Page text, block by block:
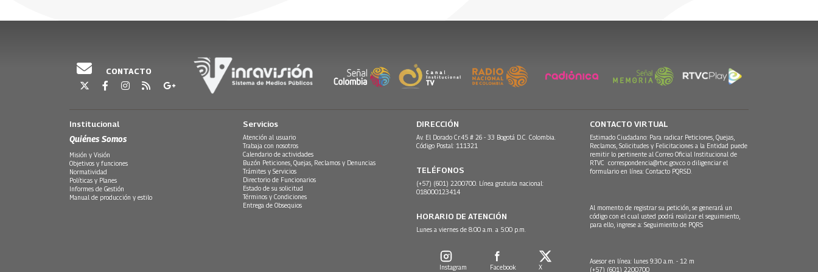
CONTACTO
Institucional
Quiénes Somos
Misión y Visión
Objetivos y funciones
Normatividad
Políticas y Planes
Informes de Gestión
Manual de producción y estilo
Servicios
Atención al usuario
Trabaja con nosotros
Calendario de actividades
Buzón Peticiones, Quejas, Reclamos y Denuncias
Trámites y Servicios
Directorio de Funcionarios
Estado de su solicitud
Términos y Condiciones
Entrega de Obsequios
DIRECCIÓN
Av. El Dorado Cr.45 # 26 - 33 Bogotá D.C. Colombia.
Código Postal: 111321
TELÉFONOS
(+57) (601) 2200700. Línea gratuita nacional:
018000123414
HORARIO DE ATENCIÓN
Lunes a viernes de 8:00 a.m. a 5:00 p.m.
Instagram Facebook X
CONTACTO VIRTUAL
Estimado Ciudadano: Para radicar Peticiones, Quejas,
Reclamos, Solicitudes y Felicitaciones a la Entidad puede
remitir lo pertinente al Correo Oficial Institucional de
RTVC correspondencia@rtvc.gov.co o diligenciar el
formulario en línea: Contacto PQRSD.
Al momento de registrar su petición, se generará un
código con el cual usted podrá realizar el seguimiento,
para ello, ingrese a: Seguimiento de PQRS
Asesor en línea: lunes 9:30 a.m. - 12 m
(+57) (601) 2200700